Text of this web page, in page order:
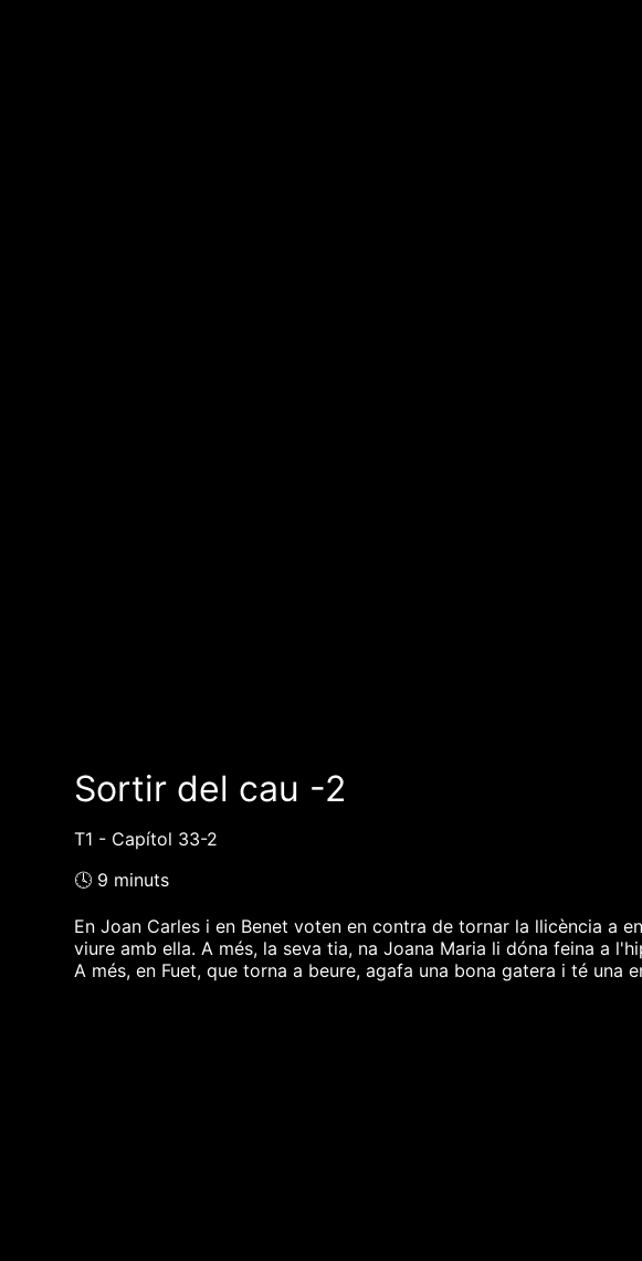
Sortir del cau -2
T1 - Capítol 33-2
🕓 9 minuts
En Joan Carles i en Benet voten en contra de tornar la llicència a
viure amb ella. A més, la seva tia, na Joana Maria li dóna feina a
A més, en Fuet, que torna a beure, agafa una bona gatera i té una